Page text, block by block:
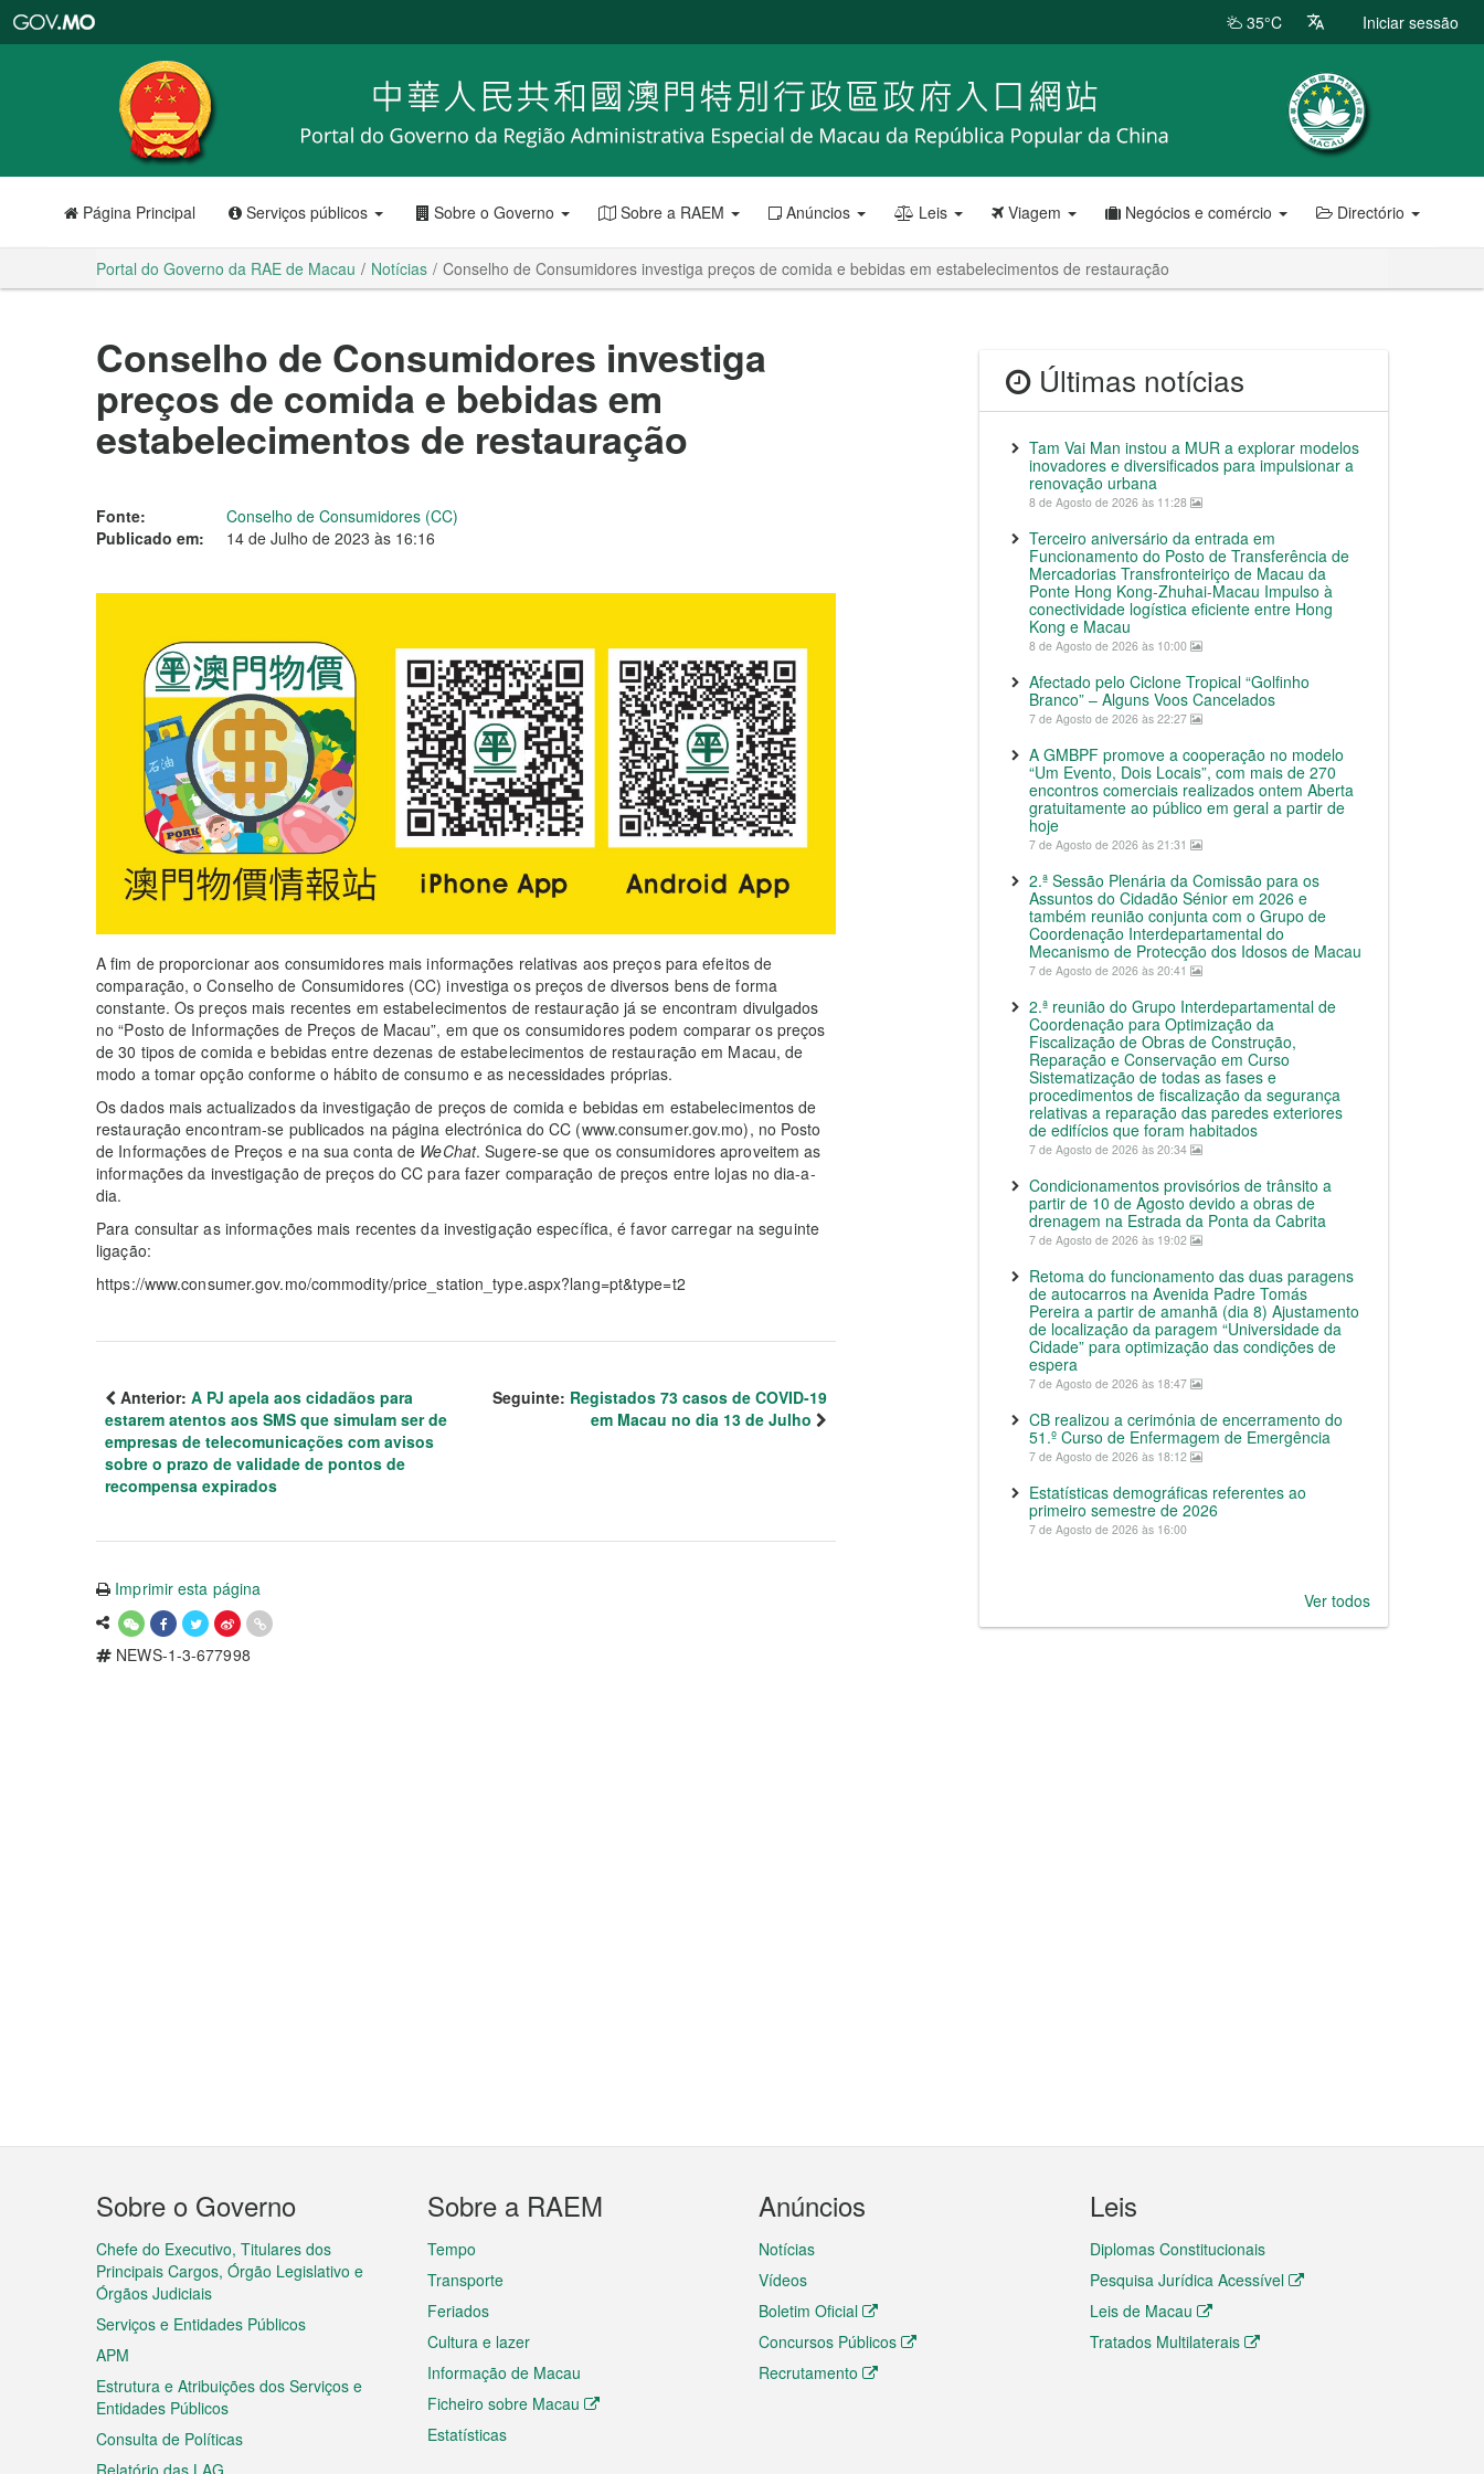
RAE
de
Macau
35°C Iniciar sessão
Página Principal Serviços públicos Sobre o Governo Sobre a RAEM Anúncios Leis Viagem Negócios e comércio Directório
Portal do Governo da RAE de Macau Notícias Conselho de Consumidores investiga preços de comida e bebidas em estabelecimentos de restauração
Conselho de Consumidores investiga
preços de comida e bebidas em
estabelecimentos de restauração
Fonte:
Conselho de Consumidores (CC)
Publicado em:
14 de Julho de 2023 às 16:16
A fim de proporcionar aos consumidores mais informações relativas aos preços para efeitos de
comparação, o Conselho de Consumidores (CC) investiga os preços de diversos bens de forma
constante. Os preços mais recentes em estabelecimentos de restauração já se encontram divulgados
no “Posto de Informações de Preços de Macau”, em que os consumidores podem comparar os preços
de 30 tipos de comida e bebidas entre dezenas de estabelecimentos de restauração em Macau, de
modo a tomar opção conforme o hábito de consumo e as necessidades próprias.
Os dados mais actualizados da investigação de preços de comida e bebidas em estabelecimentos de
restauração encontram-se publicados na página electrónica do CC (www.consumer.gov.mo), no Posto
de Informações de Preços e na sua conta de WeChat. Sugere-se que os consumidores aproveitem as
informações da investigação de preços do CC para fazer comparação de preços entre lojas no dia-a-
dia.
Para consultar as informações mais recentes da investigação específica, é favor carregar na seguinte
ligação:
https://www.consumer.gov.mo/commodity/price_station_type.aspx?lang=pt&type=t2
Anterior: A PJ apela aos cidadãos para
estarem atentos aos SMS que simulam ser de
empresas de telecomunicações com avisos
sobre o prazo de validade de pontos de
recompensa expirados
Seguinte: Registados 73 casos de COVID-19
em Macau no dia 13 de Julho
Imprimir esta página
NEWS-1-3-677998
Últimas notícias
Tam Vai Man instou a MUR a explorar modelos
inovadores e diversificados para impulsionar a
renovação urbana
8 de Agosto de 2026 às 11:28
Terceiro aniversário da entrada em
Funcionamento do Posto de Transferência de
Mercadorias Transfronteiriço de Macau da
Ponte Hong Kong-Zhuhai-Macau Impulso à
conectividade logística eficiente entre Hong
Kong e Macau
8 de Agosto de 2026 às 10:00
Afectado pelo Ciclone Tropical “Golfinho
Branco” – Alguns Voos Cancelados
7 de Agosto de 2026 às 22:27
A GMBPF promove a cooperação no modelo
“Um Evento, Dois Locais”, com mais de 270
encontros comerciais realizados ontem Aberta
gratuitamente ao público em geral a partir de
hoje
7 de Agosto de 2026 às 21:31
2.ª Sessão Plenária da Comissão para os
Assuntos do Cidadão Sénior em 2026 e
também reunião conjunta com o Grupo de
Coordenação Interdepartamental do
Mecanismo de Protecção dos Idosos de Macau
7 de Agosto de 2026 às 20:41
2.ª reunião do Grupo Interdepartamental de
Coordenação para Optimização da
Fiscalização de Obras de Construção,
Reparação e Conservação em Curso
Sistematização de todas as fases e
procedimentos de fiscalização da segurança
relativas a reparação das paredes exteriores
de edifícios que foram habitados
7 de Agosto de 2026 às 20:34
Condicionamentos provisórios de trânsito a
partir de 10 de Agosto devido a obras de
drenagem na Estrada da Ponta da Cabrita
7 de Agosto de 2026 às 19:02
Retoma do funcionamento das duas paragens
de autocarros na Avenida Padre Tomás
Pereira a partir de amanhã (dia 8) Ajustamento
de localização da paragem “Universidade da
Cidade” para optimização das condições de
espera
7 de Agosto de 2026 às 18:47
CB realizou a cerimónia de encerramento do
51.º Curso de Enfermagem de Emergência
7 de Agosto de 2026 às 18:12
Estatísticas demográficas referentes ao
primeiro semestre de 2026
7 de Agosto de 2026 às 16:00
Ver todos
Menu
do
rodapé
Sobre o Governo
Chefe do Executivo, Titulares dos
Principais Cargos, Órgão Legislativo e
Órgãos Judiciais
Serviços e Entidades Públicos
APM
Estrutura e Atribuições dos Serviços e
Entidades Públicos
Consulta de Políticas
Relatório das LAG
Sobre a RAEM
Tempo
Transporte
Feriados
Cultura e lazer
Informação de Macau
Ficheiro sobre Macau
Estatísticas
Anúncios
Notícias
Vídeos
Boletim Oficial
Concursos Públicos
Recrutamento
Leis
Diplomas Constitucionais
Pesquisa Jurídica Acessível
Leis de Macau
Tratados Multilaterais